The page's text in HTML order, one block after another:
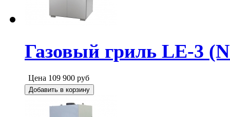
Газовый гриль LE-3
Цена 109 900 руб
Добавить в корзину